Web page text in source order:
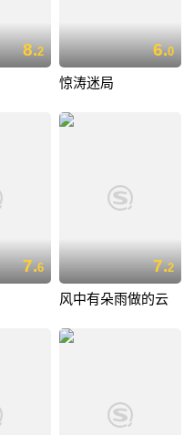
8.2 6.0
惊涛迷局
7.6 7.2
风中有朵雨做的云